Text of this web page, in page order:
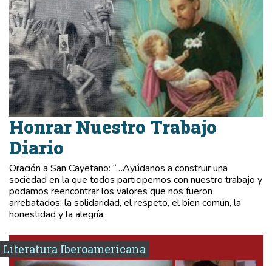
Honrar Nuestro Trabajo
Diario
Oración a San Cayetano: “…Ayúdanos a construir una
sociedad en la que todos participemos con nuestro trabajo y
podamos reencontrar los valores que nos fueron
arrebatados: la solidaridad, el respeto, el bien común, la
honestidad y la alegría.
Literatura Iberoamericana